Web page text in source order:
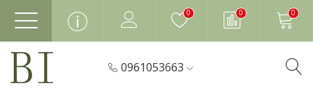
0 0 0
0961053663